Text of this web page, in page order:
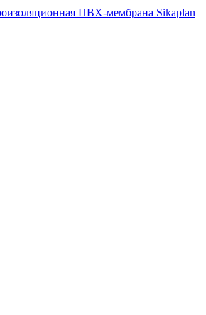
ПВХ-мембрана Sikaplan